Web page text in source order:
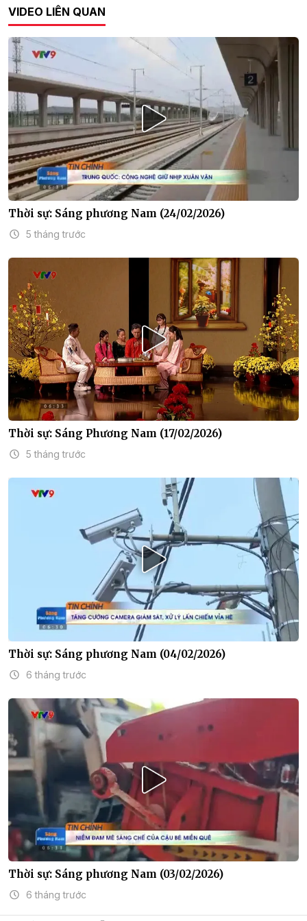
VIDEO LIÊN QUAN
Thời sự: Sáng phương Nam (24/02/2026)
5 tháng trước
Thời sự: Sáng Phương Nam (17/02/2026)
5 tháng trước
Thời sự: Sáng phương Nam (04/02/2026)
6 tháng trước
Thời sự: Sáng phương Nam (03/02/2026)
6 tháng trước